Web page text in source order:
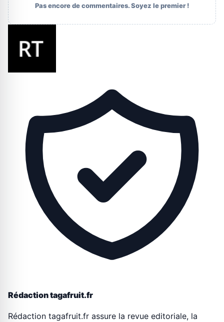
Pas encore de commentaires. Soyez le premier !
Rédaction tagafruit.fr
Rédaction tagafruit.fr assure la revue editoriale, la